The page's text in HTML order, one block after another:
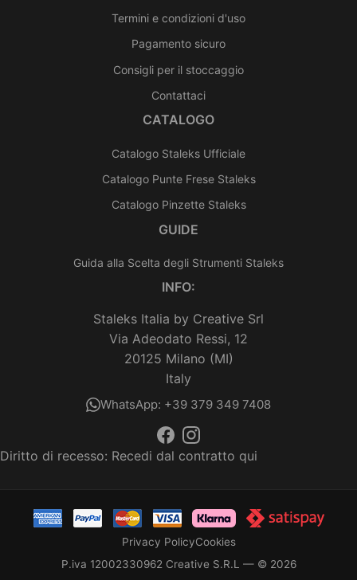
Termini e condizioni d'uso
Pagamento sicuro
Consigli per il stoccaggio
Contattaci
CATALOGO
Catalogo Staleks Ufficiale
Catalogo Punte Frese Staleks
Catalogo Pinzette Staleks
GUIDE
Guida alla Scelta degli Strumenti Staleks
INFO:
Staleks Italia by Creative Srl
Via Adeodato Ressi, 12
20125 Milano (MI)
Italy
WhatsApp: +39 379 349 7408
Diritto di recesso: Recedi dal contratto qui
Privacy PolicyCookies
P.iva 12002330962 Creative S.R.L — © 2026